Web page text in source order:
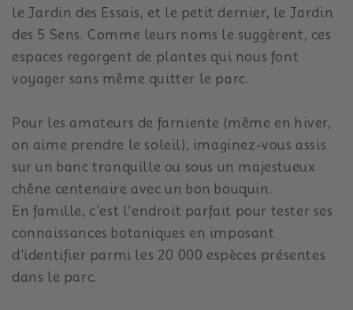
le Jardin des Essais, et le petit dernier, le Jardin
des 5 Sens. Comme leurs noms le suggèrent, ces
espaces regorgent de plantes qui nous font
voyager sans même quitter le parc.
Pour les amateurs de farniente (même en hiver,
on aime prendre le soleil), imaginez-vous assis
sur un banc tranquille ou sous un majestueux
chêne centenaire avec un bon bouquin.
En famille, c'est l'endroit parfait pour tester ses
connaissances botaniques en imposant
d'identifier parmi les 20 000 espèces présentes
dans le parc.